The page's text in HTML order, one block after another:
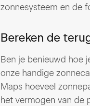
zonnesysteem en de
Bereken de
Ben je benieuwd hoe
onze handige
Maps hoeveel
het vermogen van de